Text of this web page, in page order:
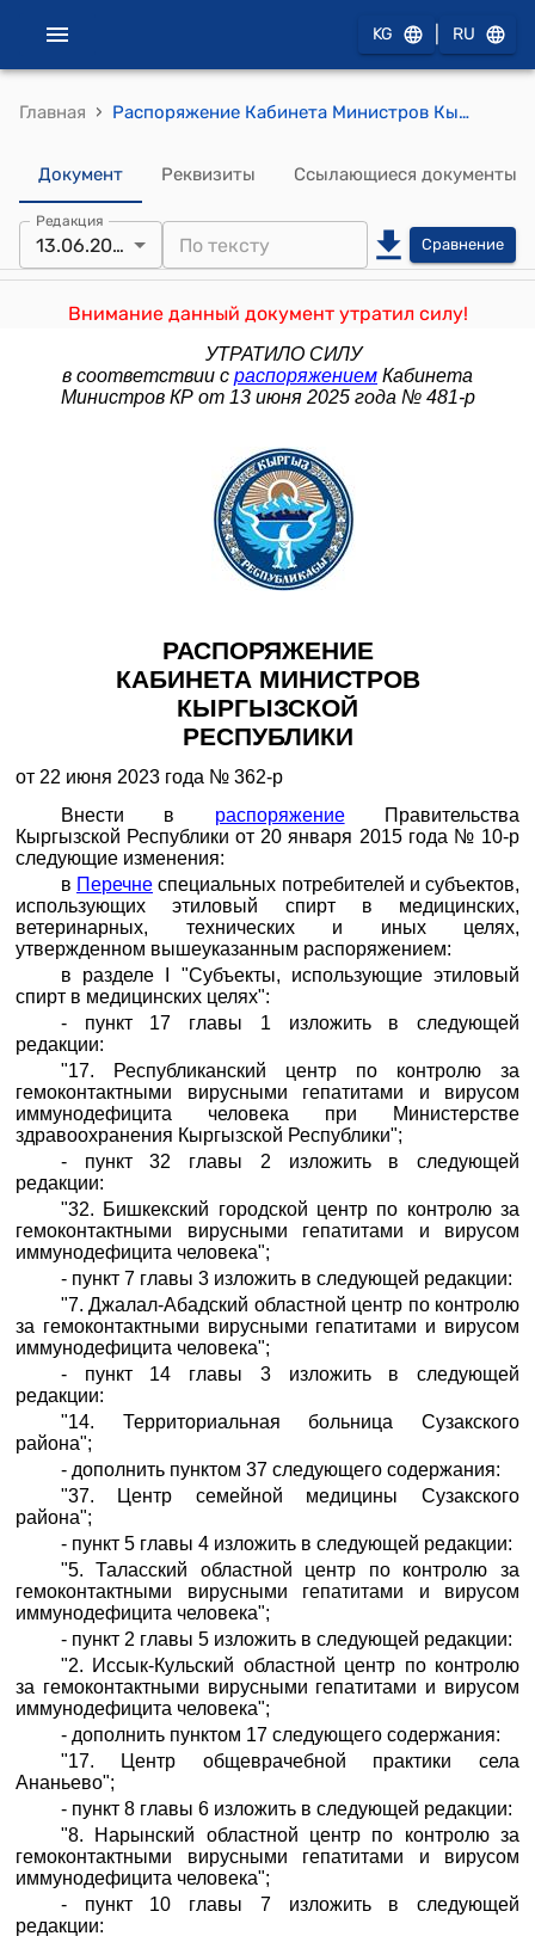
KG RU
Главная › Распоряжение Кабинета Министров Кыргызской Республики от 22 июня 2023 года № 362-р (О внесении изменений в распоряжение Правительства Кыргызской Республики от 20 января 2015 года № 10-р)
Документ Реквизиты Ссылающиеся документы
Редакция
13.06.2025 Сравнение
Внимание данный документ утратил силу!